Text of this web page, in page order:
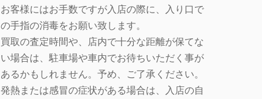
お客様にはお手数ですが入店の際に、入り口で
の手指の消毒をお願い致します。
買取の査定時間や、店内で十分な距離が保てな
い場合は、駐車場や車内でお待ちいただく事が
あるかもしれません。予め、ご了承ください。
発熱または感冒の症状がある場合は、入店の自